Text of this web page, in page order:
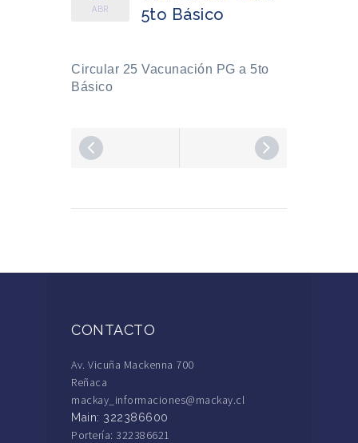
ABR
5to Básico
Circular 25 Vacunación PG a 5to
Básico
CONTACTO
Av. Vicuña Mackenna 700
Reñaca
mackay_informaciones@mackay.cl
Main: 322386600
Portería: 322386621